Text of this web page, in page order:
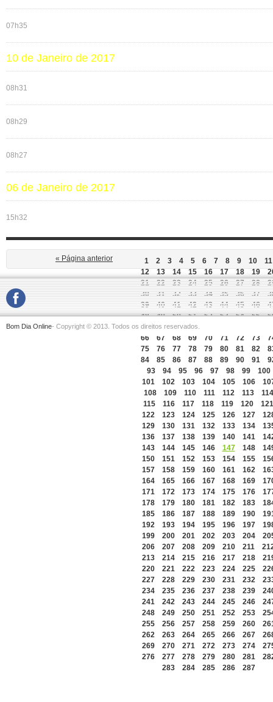
07h35
10 de Janeiro de 2017
08h31
08h29
08h27
06 de Janeiro de 2017
15h32
« Página anterior 1 2 3 4 5 6 7 8 9 10
11
12
13 14 15 16 17 18 19
21
22 23 24 25 26 27 28
30
31 32 33 34 35 36 37
39
40 41 42 43 44 45 46
48
49 50 51 52 53 54 55
57
58 59 60
66
67 68 69 70 71 72 73
75
76 77 78 79 80 81 82
84
85 86 87 88 89 90 91
93
94 95 96 97 98 99
100
101
102 103 104 105 106
108
109 110 111 112 113
114
115
116 117 118 119 120
121
122
123 124 125 126 127
129
130 131 132 133 134
136
137 138 139 140 141
143
144 145 146 147 148
150
151 152 153 154 155
157
158 159 160 161 162
164
165 166 167 168 169
171
172 173 174 175 176
178
179 180 181 182 183
185
186 187 188 189 190
192
193 194 195 196 197
199
200 201 202 203 204
206
207 208 209 210 211
213
214 215 216 217 218
220
221 222 223 224 225
227
228 229 230 231 232
234
235 236 237 238 239
241
242 243 244 245 246
248
249 250 251 252 253
255
256 257 258 259 260
262
263 264 265 266 267
269
270 271 272 273 274
276
277 278 279 280 281
283
284 285 286 287
Bom Dia Online- Copyright © 2013. Todos os direitos reservados.